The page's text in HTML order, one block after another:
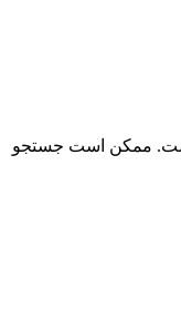
است. ممکن است جستجو